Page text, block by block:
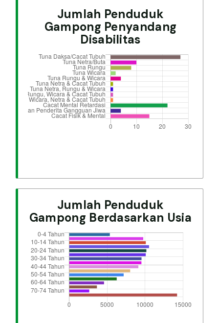
Jumlah Penduduk
Gampong Penyandang
Disabilitas
Jumlah Penduduk
Gampong Berdasarkan Usia